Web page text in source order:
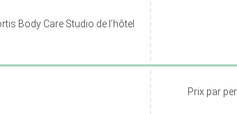
Body Care Studio de l’hôtel
Prix par